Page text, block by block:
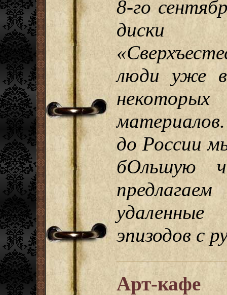
8-го
диски
люди уже
до России
бОльшую
удаленные
эпизодов с
Арт-кафе